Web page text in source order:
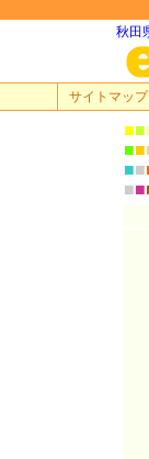
秋田
サイトマップ
■■
■■
■■
■■